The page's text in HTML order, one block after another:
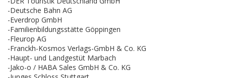
-Deutsche Bahn AG
-Everdrop GmbH
-Familienbildungsstätte Göppingen
-Fleurop AG
-Franckh-Kosmos Verlags-GmbH & Co. KG
-Haupt- und Landgestüt Marbach
-Jako-o / HABA Sales GmbH & Co. KG